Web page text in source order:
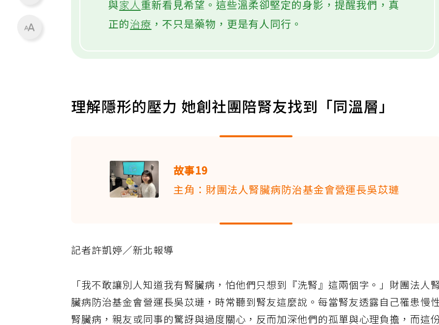
與家人重新看見希望。這些溫柔卻堅定的身影，提醒我們，真
正的治療 ，不只是藥物，更是有人同行。
理解隱形的壓力 她創社團陪腎友找到「同溫層」
故事19
主角：財團法人腎臟病防治基金會營運長吳苡璉
記者許凱婷／新北報導
「我不敢讓別人知道我有腎臟病，怕他們只想到『洗腎』這兩個字。」財團法人
臟病防治基金會營運長吳苡璉，時常聽到腎友這麼說。每當腎友透露自己罹患慢